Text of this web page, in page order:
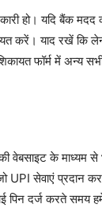
हो। यदि बैंक मदद
करें। याद रखें कि
फॉर्म में अन्य
वेबसाइट के माध्यम
UPI सेवाएं प्रदान
दर्ज करते समय